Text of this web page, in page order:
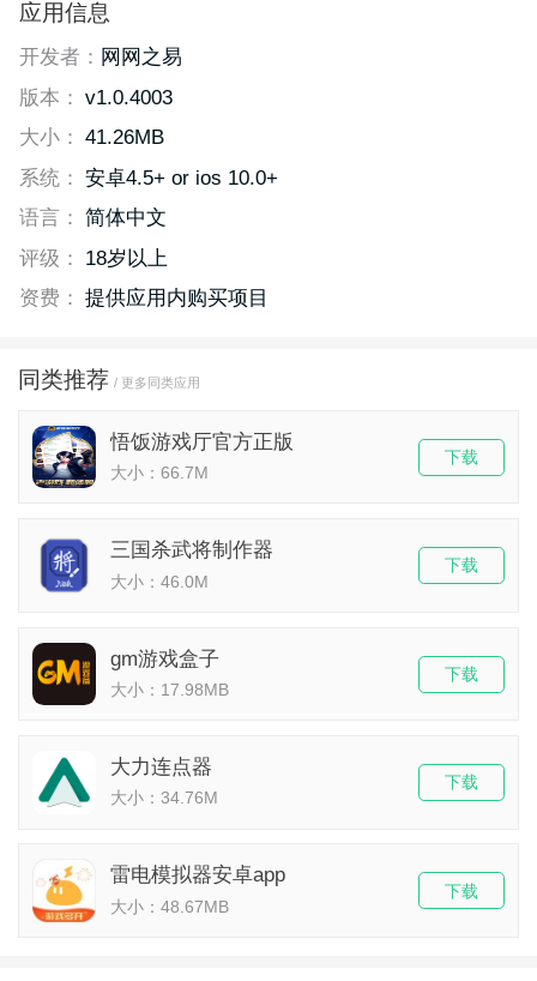
应用信息
开发者： 网网之易
版本： v1.0.4003
大小： 41.26MB
系统： 安卓4.5+ or ios 10.0+
语言： 简体中文
评级：
18岁以上
资费： 提供应用内购买项目
同类推荐 / 更多同类应用
悟饭游戏厅官方正版
大小：66.7M
下载
三国杀武将制作器
大小：46.0M
下载
gm游戏盒子
大小：17.98MB
下载
大力连点器
大小：34.76M
下载
雷电模拟器安卓app
大小：48.67MB
下载